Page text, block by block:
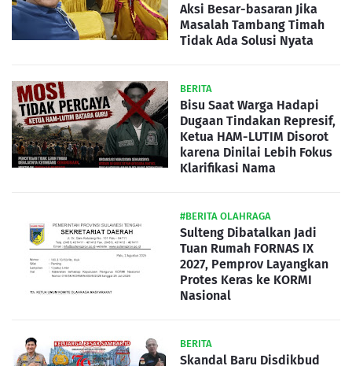
Aksi Besar-basaran Jika
Masalah Tambang Timah
Tidak Ada Solusi Nyata
BERITA
Bisu Saat Warga Hadapi
Dugaan Tindakan Represif,
Ketua HAM-LUTIM Disorot
karena Dinilai Lebih Fokus
Klarifikasi Nama
#BERITA OLAHRAGA
Sulteng Dibatalkan Jadi
Tuan Rumah FORNAS IX
2027, Pemprov Layangkan
Protes Keras ke KORMI
Nasional
BERITA
Skandal Baru Disdikbud